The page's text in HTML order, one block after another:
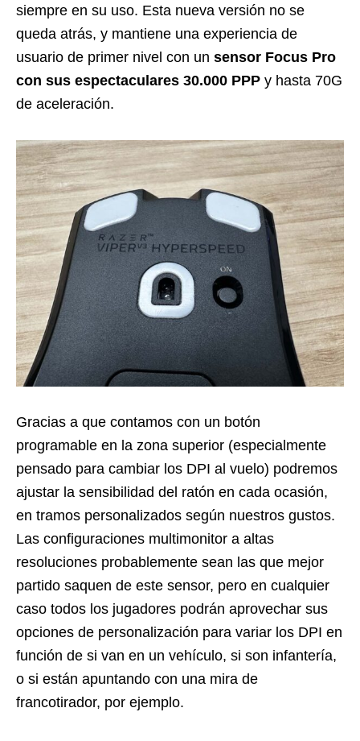
siempre en su uso. Esta nueva versión no se
queda atrás, y mantiene una experiencia de
usuario de primer nivel con un sensor Focus Pro
con sus espectaculares 30.000 PPP y hasta 70G
de aceleración.
Gracias a que contamos con un botón
programable en la zona superior (especialmente
pensado para cambiar los DPI al vuelo) podremos
ajustar la sensibilidad del ratón en cada ocasión,
en tramos personalizados según nuestros gustos.
Las configuraciones multimonitor a altas
resoluciones probablemente sean las que mejor
partido saquen de este sensor, pero en cualquier
caso todos los jugadores podrán aprovechar sus
opciones de personalización para variar los DPI en
función de si van en un vehículo, si son infantería,
o si están apuntando con una mira de
francotirador, por ejemplo.